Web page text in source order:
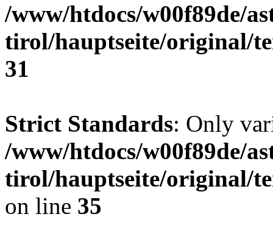
/www/htdocs/w00f89de/
tirol/hauptseite/original/
31
Strict Standards: Only
/www/htdocs/w00f89de/
tirol/hauptseite/original/
on line 35